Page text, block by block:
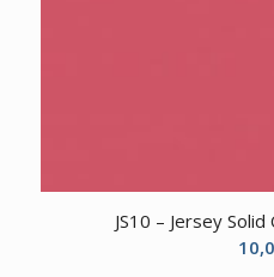
JS10 – Jersey